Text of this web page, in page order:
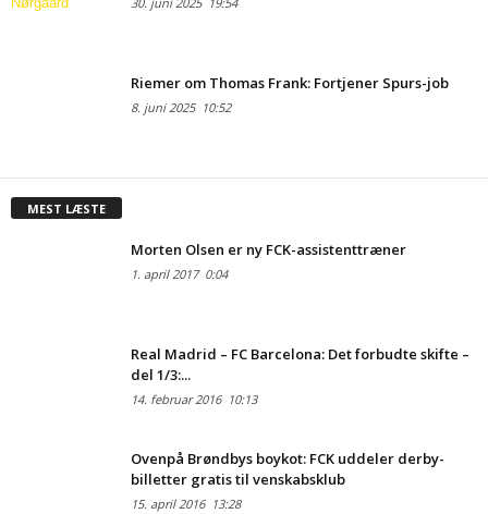
Riemer om Thomas Frank: Fortjener Spurs-job
8. juni 202510:52
MEST LÆSTE
Morten Olsen er ny FCK-assistenttræner
1. april 20170:04
Real Madrid – FC Barcelona: Det forbudte skifte –
del 1/3:...
14. februar 201610:13
Ovenpå Brøndbys boykot: FCK uddeler derby-
billetter gratis til venskabsklub
15. april 201613:28